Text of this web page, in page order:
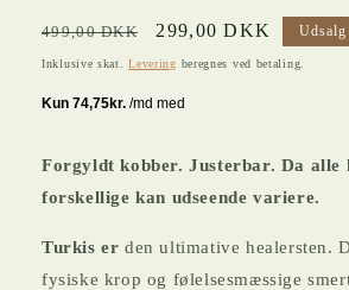
Normalpris
499,00 DKK Udsalgspris
299,00 DKK Udsalg
Inklusive skat.Levering beregnes ved betaling.
Forgyldt kobber. Justerbar. Da
forskellige kan udseende variere.
Turkis er den ultimative healersten.
fysiske krop og følelsesmæssige